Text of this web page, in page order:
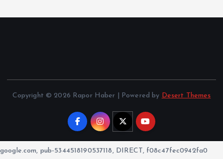
Copyright © 2026 Rapor Haber | Powered by Desert Themes
google.com, pub-5344518190537118, DIRECT, f08c47fec0942fa0